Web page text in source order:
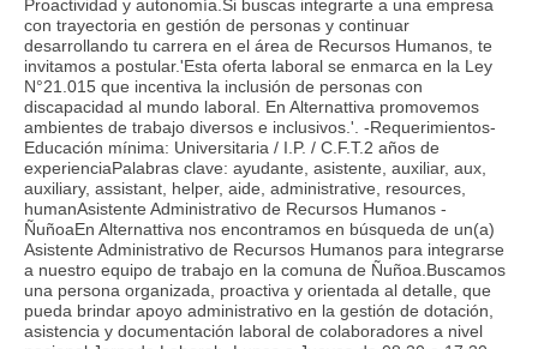
Proactividad y autonomía.Si buscas integrarte a una empresa
con trayectoria en gestión de personas y continuar
desarrollando tu carrera en el área de Recursos Humanos, te
invitamos a postular.'Esta oferta laboral se enmarca en la Ley
N°21.015 que incentiva la inclusión de personas con
discapacidad al mundo laboral. En Alternattiva promovemos
ambientes de trabajo diversos e inclusivos.'. -Requerimientos-
Educación mínima: Universitaria / I.P. / C.F.T.2 años de
experienciaPalabras clave: ayudante, asistente, auxiliar, aux,
auxiliary, assistant, helper, aide, administrative, resources,
humanAsistente Administrativo de Recursos Humanos -
ÑuñoaEn Alternattiva nos encontramos en búsqueda de un(a)
Asistente Administrativo de Recursos Humanos para integrarse
a nuestro equipo de trabajo en la comuna de Ñuñoa.Buscamos
una persona organizada, proactiva y orientada al detalle, que
pueda brindar apoyo administrativo en la gestión de dotación,
asistencia y documentación laboral de colaboradores a nivel